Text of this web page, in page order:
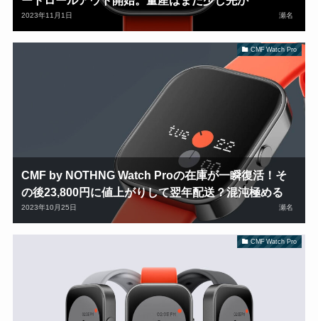
2023年11月1日 瀬名
CMF Watch Pro
CMF by NOTHNG Watch Proの在庫が一瞬復活！そ
の後23,800円に値上がりして翌年配送？混沌極める
2023年10月25日 瀬名
CMF Watch Pro